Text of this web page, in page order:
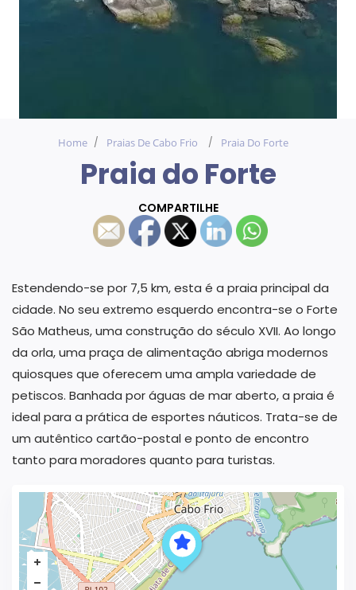
Home Praias De Cabo Frio Praia Do Forte
Praia do Forte
COMPARTILHE
Estendendo-se por 7,5 km, esta é a praia principal da
cidade. No seu extremo esquerdo encontra-se o Forte
São Matheus, uma construção do século XVII. Ao longo
da orla, uma praça de alimentação abriga modernos
quiosques que oferecem uma ampla variedade de
petiscos. Banhada por águas de mar aberto, a praia é
ideal para a prática de esportes náuticos. Trata-se de
um autêntico cartão-postal e ponto de encontro
tanto para moradores quanto para turistas.